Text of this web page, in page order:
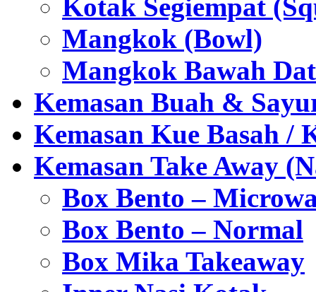
Kotak Segiempat
Mangkok (Bowl)
Mangkok Bawah
Kemasan Buah &
Kemasan Kue Basah /
Kemasan Take Away
Box Bento –
Box Bento – Normal
Box Mika Takeaway